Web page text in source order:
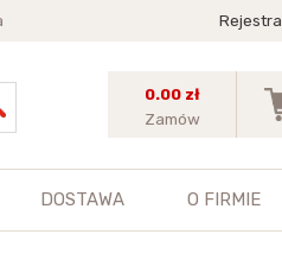
0.00 zł
Zamów
DOSTAWA O FIRMIE